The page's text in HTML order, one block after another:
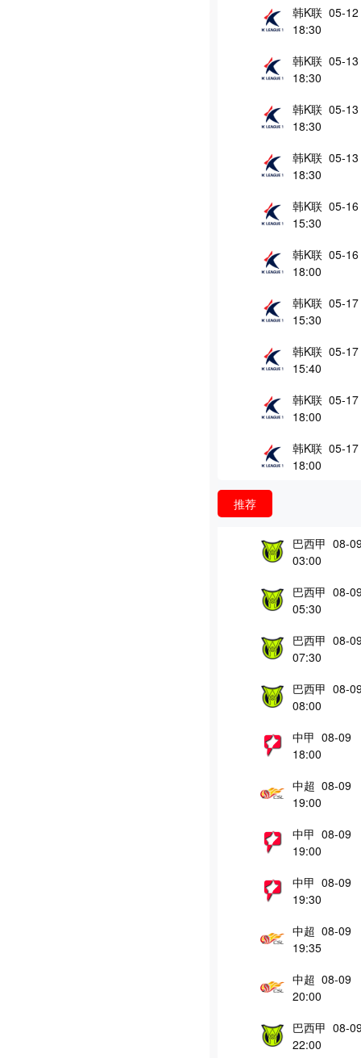
韩K联 05-12
18:30
韩K联 05-13
18:30
韩K联 05-13
18:30
韩K联 05-13
18:30
韩K联 05-16
15:30
韩K联 05-16
18:00
韩K联 05-17
15:30
韩K联 05-17
15:40
韩K联 05-17
18:00
韩K联 05-17
18:00
推荐
巴西甲 08-
03:00
巴西甲 08-
05:30
巴西甲 08-
07:30
巴西甲 08-
08:00
中甲 08-09
18:00
中超 08-09
19:00
中甲 08-09
19:00
中甲 08-09
19:30
中超 08-09
19:35
中超 08-09
20:00
巴西甲 08-
22:00